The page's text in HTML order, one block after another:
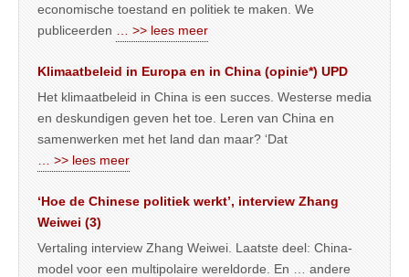
economische toestand en politiek te maken. We
publiceerden
… >> lees meer
Klimaatbeleid in Europa en in China (opinie*) UPD
Het klimaatbeleid in China is een succes. Westerse media
en deskundigen geven het toe. Leren van China en
samenwerken met het land dan maar? ‘Dat
… >> lees meer
‘Hoe de Chinese politiek werkt’, interview Zhang
Weiwei (3)
Vertaling interview Zhang Weiwei. Laatste deel: China-
model voor een multipolaire wereldorde. En … andere